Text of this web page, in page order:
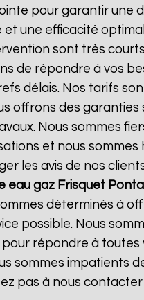
pour garantir une
et une efficacité
sont très
de répondre à vos
délais. Nos tarifs
offrons des garanties
Nous sommes
et nous sommes
les avis de nos
eau gaz Frisquet
déterminés à
possible. Nous
répondre à toutes
sommes impatients
pas à nous